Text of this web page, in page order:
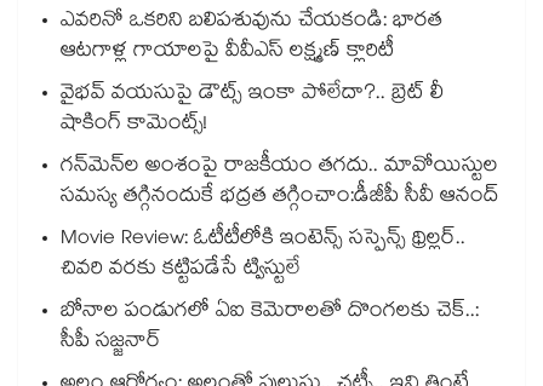
ఎవరినో ఒకరిని బలిపశువును చేయకండి: భారత
ఆటగాళ్ల గాయాలపై వీవీఎస్ లక్ష్మణ్ క్లారిటీ
వైభవ్ వయసుపై డౌట్స్ ఇంకా పోలేదా?.. బ్రెట్ లీ
షాకింగ్ కామెంట్స్!
గన్⁭మెన్⁭ల అంశంపై రాజకీయం తగదు.. మావోయిస్టుల
సమస్య తగ్గినందుకే భద్రత తగ్గించాం:డీజీపీ సీవీ ఆనంద్
Movie Review: ఓటీటీలోకి ఇంటెన్స్ సస్పెన్స్ థ్రిల్లర్..
చివరి వరకు కట్టిపడేసే ట్విస్టులే
బోనాల పండుగలో ఏఐ కెమెరాలతో దొంగలకు చెక్..:
సీపీ సజ్జనార్